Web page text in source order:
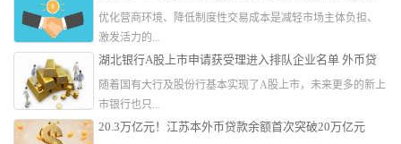
优化营商环境、降低制度性交易成本是减轻市场主体负担、
激发活力的...
湖北银行A股上市申请获受理进入排队企业名单 外币贷
款总额排名第三
随着国有大行及股份行基本实现了A股上市，未来更多的新上
市银行也只...
20.3万亿元！江苏本外币贷款余额首次突破20万亿元